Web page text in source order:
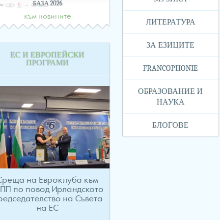
ЛИТЕРАТУРА
ЗА ЕЗИЦИТЕ
FRANCOPHONIE
ОБРАЗОВАНИЕ И
НАУКА
БЛОГОВЕ
БАЗА 2026
към новините
ЕС И ЕВРОПЕЙСКИ
ПРОГРАМИ
на Евроклуба към
по повод Ирландското
на Съвета
на ЕС